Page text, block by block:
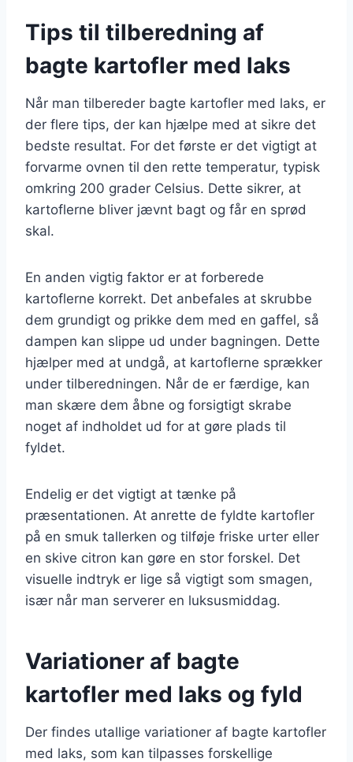
Tips til tilberedning af
bagte kartofler med laks
Når man tilbereder bagte kartofler med laks, er
der flere tips, der kan hjælpe med at sikre det
bedste resultat. For det første er det vigtigt at
forvarme ovnen til den rette temperatur, typisk
omkring 200 grader Celsius. Dette sikrer, at
kartoflerne bliver jævnt bagt og får en sprød
skal.
En anden vigtig faktor er at forberede
kartoflerne korrekt. Det anbefales at skrubbe
dem grundigt og prikke dem med en gaffel, så
dampen kan slippe ud under bagningen. Dette
hjælper med at undgå, at kartoflerne sprækker
under tilberedningen. Når de er færdige, kan
man skære dem åbne og forsigtigt skrabe
noget af indholdet ud for at gøre plads til
fyldet.
Endelig er det vigtigt at tænke på
præsentationen. At anrette de fyldte kartofler
på en smuk tallerken og tilføje friske urter eller
en skive citron kan gøre en stor forskel. Det
visuelle indtryk er lige så vigtigt som smagen,
især når man serverer en luksusmiddag.
Variationer af bagte
kartofler med laks og fyld
Der findes utallige variationer af bagte kartofler
med laks, som kan tilpasses forskellige